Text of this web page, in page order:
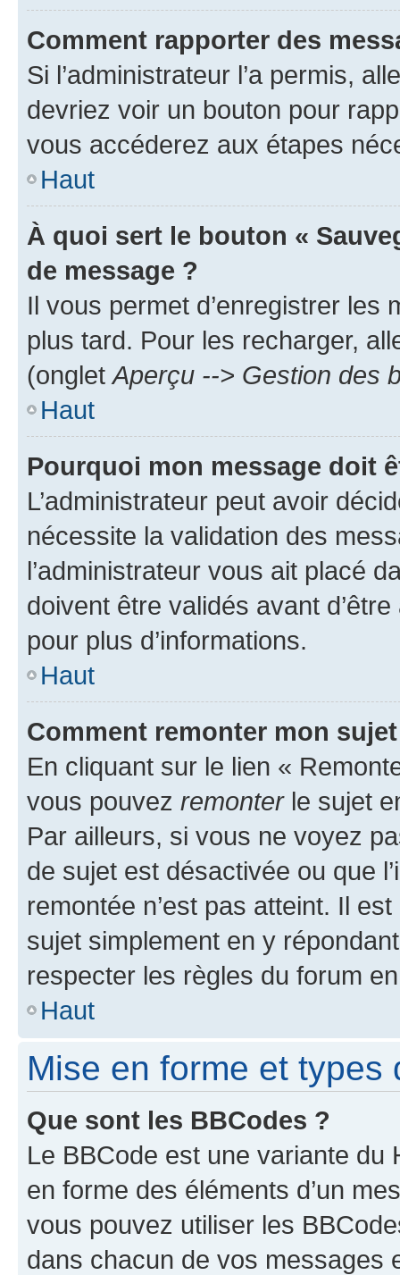
Comment rapporter des
Si l’administrateur l’a permis,
devriez voir un bouton pour
vous accéderez aux étapes
Haut
À quoi sert le bouton «
de message ?
Il vous permet d’enregistrer
plus tard. Pour les recharger,
(onglet Aperçu --> Gestion des
Haut
Pourquoi mon message doit
L’administrateur peut avoir
nécessite la validation des
l’administrateur vous ait placé
doivent être validés avant
pour plus d’informations.
Haut
Comment remonter mon
En cliquant sur le lien «
vous pouvez remonterle sujet
Par ailleurs, si vous ne voyez
de sujet est désactivée ou que
remontée n’est pas atteint. Il
sujet simplement en y
respecter les règles du forum
Haut
Mise en forme et types
Que sont les BBCodes ?
Le BBCode est une variante du
en forme des éléments d’un
vous pouvez utiliser les
dans chacun de vos messages